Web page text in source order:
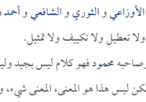
الأوزاعيوالثوريوالشافعيوأحمد
تعطيل ولا تكييف ولا تمثيل.
محمودفهو كلام ليس بجيد
ليس هذا هو المعنى، المعنى